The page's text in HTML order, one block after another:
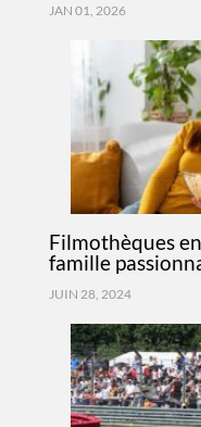
JAN 01, 2026
Filmothèques
famille
JUIN 28, 2024